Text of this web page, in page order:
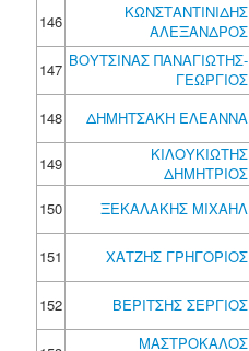
146
ΚΩΝΣΤΑΝΤΙΝΙΔΗΣ
ΑΛΕΞΑΝΔΡΟΣ
147 ΒΟΥΤΣΙΝΑΣ ΠΑΝΑΓΙΩΤΗΣ-
ΓΕΩΡΓΙΟΣ
148
ΔΗΜΗΤΣΑΚΗ ΕΛΕΑΝΝΑ
149
ΚΙΛΟΥΚΙΩΤΗΣ
ΔΗΜΗΤΡΙΟΣ
150 ΞΕΚΑΛΑΚΗΣ ΜΙΧΑΗΛ
151
ΧΑΤΖΗΣ ΓΡΗΓΟΡΙΟΣ
152
ΒΕΡΙΤΣΗΣ ΣΕΡΓΙΟΣ
ΜΑΣΤΡΟΚΑΛΟΣ